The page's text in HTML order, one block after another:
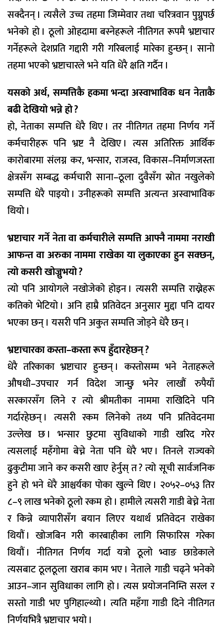
सक्दैनन् । त्यसैले उच्च तहमा जिम्मेवार तथा चरित्रवान पुग्नुपर्छ
भनेको हो । ठूलो ओहदामा बस्नेहरूले नीतिगत रूपमै भ्रष्टाचार
गर्नेहरूले देशप्रति गद्दारी गरी गरिबलाई मारेका हुन्छन् । सानो
तहमा भएको भ्रष्टाचारले भने यति धेरै क्षति गर्दैन ।
यसको अर्थ, सम्पत्तिकै हकमा भन्दा अस्वाभाविक धन नेताकै
बढी देखियो भन्ने हो ?
हो, नेताका सम्पत्ति धेरै थिए । तर नीतिगत तहमा निर्णय गर्ने
कर्मचारीहरू पनि भ्रष्ट नै देखिए । त्यस अतिरिक्त आर्थिक
कारोबारमा संलग्न कर, भन्सार, राजस्व, विकास–निर्माणजस्ता
क्षेत्रसँग सम्बद्ध कर्मचारी साना–ठूला दुवैसँग स्रोत नखुलेको
सम्पत्ति धेरै पाइयो । उनीहरूको सम्पत्ति अत्यन्त अस्वाभाविक
थियो ।
भ्रष्टाचार गर्ने नेता वा कर्मचारीले सम्पत्ति आफ्नै नाममा नराखी
आफन्त वा अरुका नाममा राखेका या लुकाएका हुन सक्छन्,
त्यो कसरी खोज्नुभयो ?
त्यो पनि आयोगले नखोजेको होइन । त्यसरी सम्पत्ति राख्नेहरू
कतिको भेटियो । अनि हाम्रै प्रतिवेदन अनुसार मुद्दा पनि दायर
भएका छन् । यसरी पनि अकुत सम्पत्ति जोड्ने धेरै छन् ।
भ्रष्टाचारका कस्ता–कस्ता रूप हुँदारहेछन् ?
धेरै तरिकाका भ्रष्टाचार हुन्छन् । कस्तोसम्म भने नेताहरूले
औषधी–उपचार गर्न विदेश जान्छु भनेर लाखौं रुपैयाँ
सरकारसँग लिने र त्यो श्रीमतीका नाममा राखिदिने पनि
गर्दारहेछन् । त्यसरी रकम लिनेको तथ्य पनि प्रतिवेदनमा
उल्लेख छ । भन्सार छुटमा सुविधाको गाडी खरिद गरेर
त्यसलाई महँंगोमा बेच्ने नेता पनि धेरै भए । तिनले राज्यको
ढुकुटीमा जाने कर कसरी खाए हेर्नुस् त ? त्यो सूची सार्वजनिक
हुने हो भने धेरै आश्चर्यका पोका खुल्ने थिए । २०५२–०५३ तिर
८–९ लाख भनेको ठूलो रकम हो । हामीले त्यसरी गाडी बेच्ने नेता
र किन्ने व्यापारीसँग बयान लिएर यथार्थ प्रतिवेदन राखेका
थियौं । खोजबिन गरी कारबाहीका लागि सिफारिस गरेका
थियौं । नीतिगत निर्णय गर्दा यत्रो ठूलो भ्वाङ छाडेकाले
त्यसबाट ठूलठूला खराब काम भए । नेताले गाडी चढ्ने भनेको
आउन–जान सुविधाका लागि हो । त्यस प्रयोजननिम्ति सरल र
सस्तो गाडी भए पुगिहाल्थ्यो । त्यति महँगा गाडी दिने नीतिगत
निर्णयभित्रै भ्रष्टाचार भयो ।